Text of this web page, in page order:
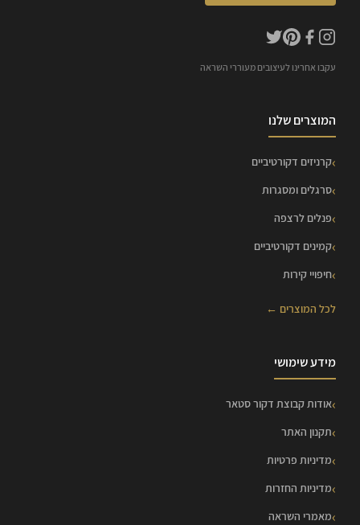
עקבו אחרינו לעיצובים מעוררי השראה
המוצרים שלנו
קרניזים דקורטיביים
סרגלים ומסגרות
פנלים לרצפה
קמינים דקורטיביים
חיפויי קירות
לכל המוצרים ←
מידע שימושי
אודות קבוצת דקור סטאר
תקנון האתר
מדיניות פרטיות
מדיניות החזרות
מאמרי השראה